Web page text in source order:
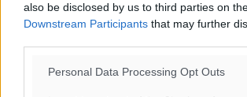
also be disclosed by us to third parties on
Downstream Participants that may further
Personal Data Processing Opt Outs